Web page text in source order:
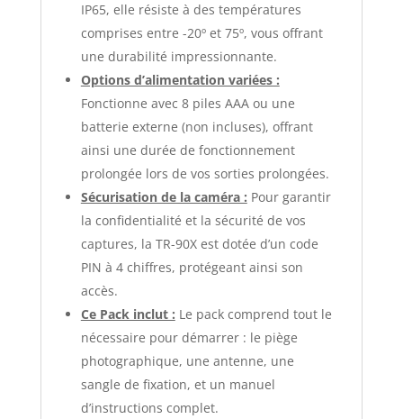
IP65, elle résiste à des températures
comprises entre -20º et 75º, vous offrant
une durabilité impressionnante.
Options d’alimentation variées :
Fonctionne avec 8 piles AAA ou une
batterie externe (non incluses), offrant
ainsi une durée de fonctionnement
prolongée lors de vos sorties prolongées.
Sécurisation de la caméra : Pour garantir
la confidentialité et la sécurité de vos
captures, la TR-90X est dotée d’un code
PIN à 4 chiffres, protégeant ainsi son
accès.
Ce Pack inclut : Le pack comprend tout le
nécessaire pour démarrer : le piège
photographique, une antenne, une
sangle de fixation, et un manuel
d’instructions complet.